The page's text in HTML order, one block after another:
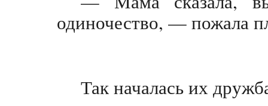
одиночество, — пожала
Так началась их